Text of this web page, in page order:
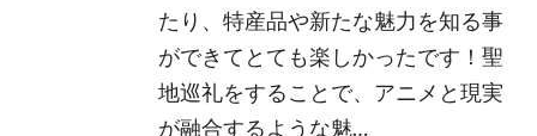
たり、特産品や新たな魅力を知る事
ができてとても楽しかったです！聖
地巡礼をすることで、アニメと現実
が融合するような魅…